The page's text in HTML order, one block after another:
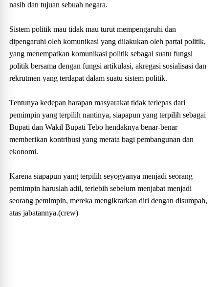
nasib dan tujuan sebuah negara.
Sistem politik mau tidak mau turut mempengaruhi dan
dipengaruhi oleh komunikasi yang dilakukan oleh partai politik,
yang menempatkan komunikasi politik sebagai suatu fungsi
politik bersama dengan fungsi artikulasi, akregasi sosialisasi dan
rekrutmen yang terdapat dalam suatu sistem politik.
Tentunya kedepan harapan masyarakat tidak terlepas dari
pemimpin yang terpilih nantinya, siapapun yang terpilih sebagai
Bupati dan Wakil Bupati Tebo hendaknya benar-benar
memberikan kontribusi yang merata bagi pembangunan dan
ekonomi.
Karena siapapun yang terpilih seyogyanya menjadi seorang
pemimpin haruslah adil, terlebih sebelum menjabat menjadi
seorang pemimpin, mereka mengikrarkan diri dengan disumpah,
atas jabatannya.(crew)